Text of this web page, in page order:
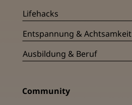
Lifehacks
Entspannung & Achtsamkeit
Ausbildung & Beruf
Community